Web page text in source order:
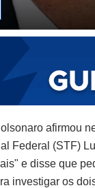
afirmou
Federal (STF)
e disse que
investigar os